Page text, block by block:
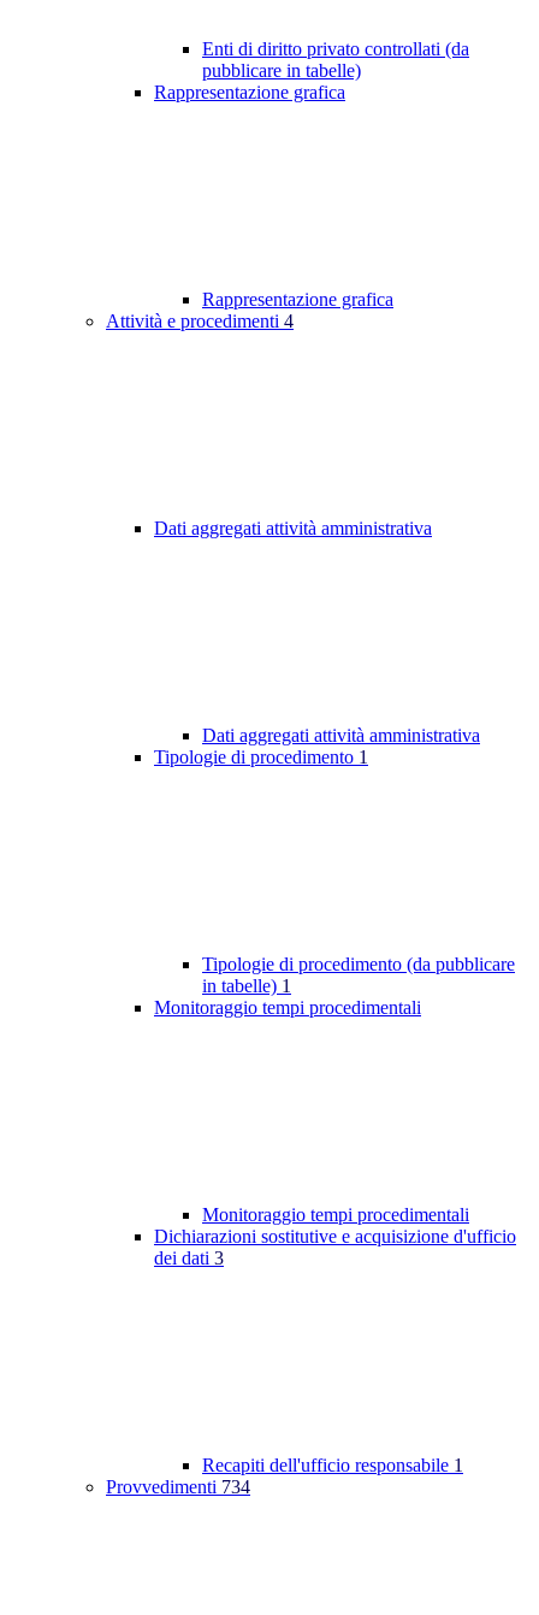
Enti di diritto privato controllati (da
pubblicare in tabelle)
Rappresentazione grafica
Rappresentazione grafica
Attività e procedimenti 4
Dati aggregati attività amministrativa
Dati aggregati attività amministrativa
Tipologie di procedimento 1
Tipologie di procedimento (da pubblicare
in tabelle) 1
Monitoraggio tempi procedimentali
Monitoraggio tempi procedimentali
Dichiarazioni sostitutive e acquisizione d'ufficio
dei dati 3
Recapiti dell'ufficio responsabile 1
Provvedimenti 734